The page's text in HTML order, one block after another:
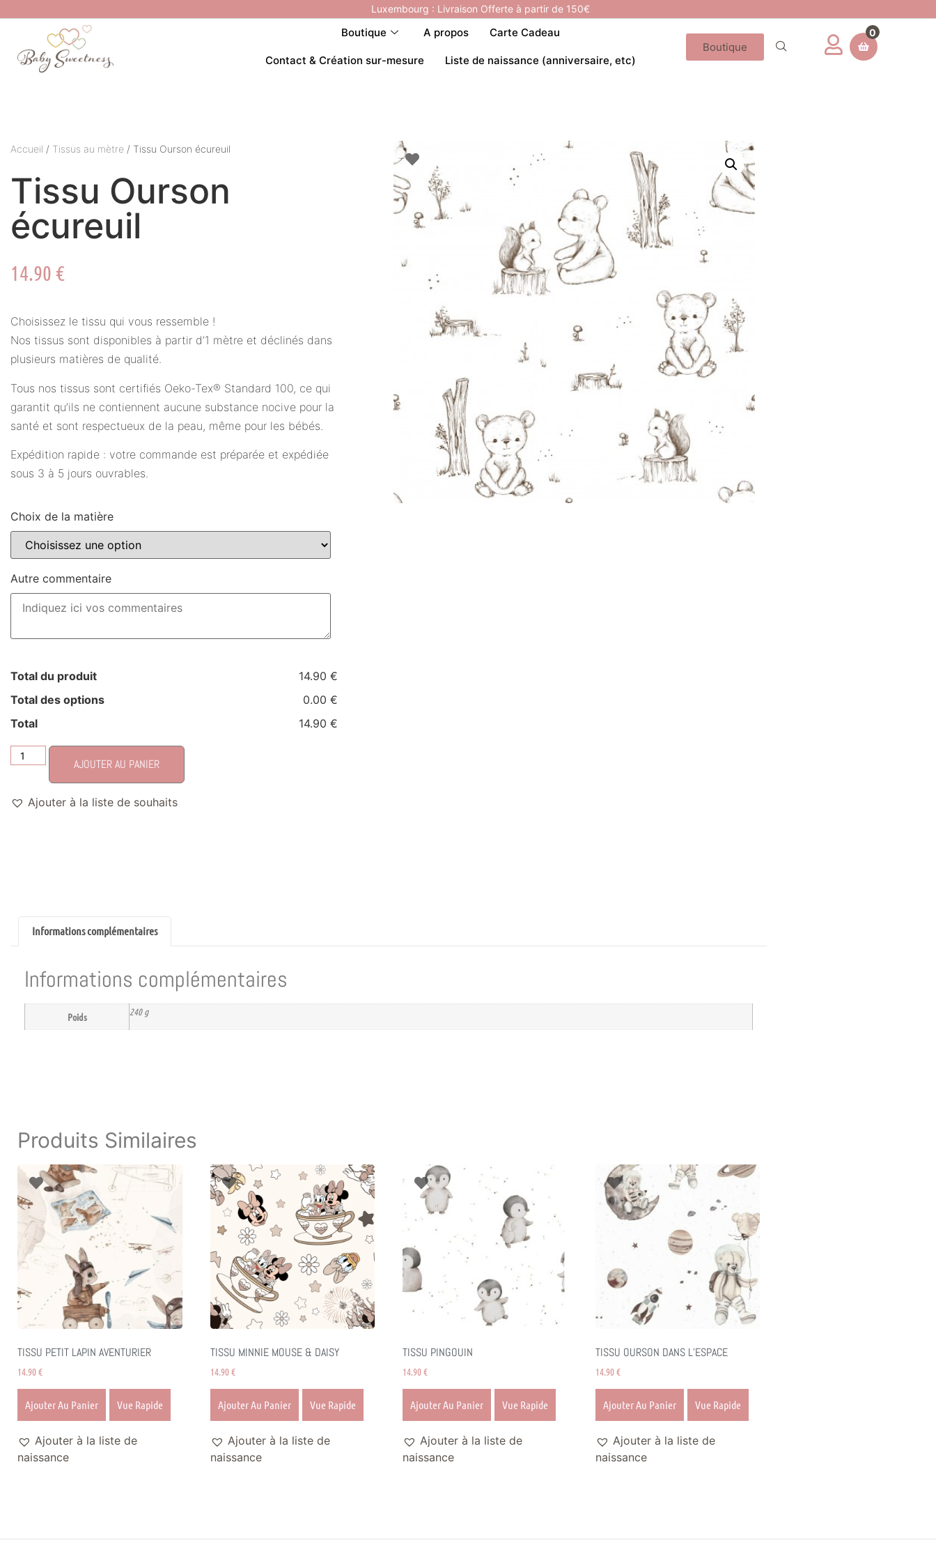
Luxembourg : Livraison Offerte à partir de 150€
Boutique A propos Carte Cadeau
Contact & Création sur-mesure Liste de naissance (anniversaire, etc)
Boutique
0
Accueil / Tissus au mètre / Tissu Ourson écureuil
Tissu Ourson
écureuil
14.90 €
Choisissez le tissu qui vous ressemble !
Nos tissus sont disponibles à partir d’1 mètre et déclinés dans
plusieurs matières de qualité.
Tous nos tissus sont certifiés Oeko-Tex® Standard 100, ce qui
garantit qu’ils ne contiennent aucune substance nocive pour la
santé et sont respectueux de la peau, même pour les bébés.
Expédition rapide : votre commande est préparée et expédiée
sous 3 à 5 jours ouvrables.
Choix de la matière
Autre commentaire
Total du produit
14.90 €
Total des options
0.00 €
Total
14.90 €
AJOUTER AU PANIER
Ajouter à la liste de souhaits
Informations complémentaires
Informations complémentaires
Poids 240 g
Produits Similaires
TISSU PETIT LAPIN AVENTURIER
14.90€
Ajouter Au Panier Vue Rapide
Ajouter à la liste de
naissance
TISSU MINNIE MOUSE & DAISY
14.90€
Ajouter Au Panier Vue Rapide
Ajouter à la liste de
naissance
TISSU PINGOUIN
14.90€
Ajouter Au Panier Vue Rapide
Ajouter à la liste de
naissance
TISSU OURSON DANS L’ESPACE
14.90€
Ajouter Au Panier Vue Rapide
Ajouter à la liste de
naissance